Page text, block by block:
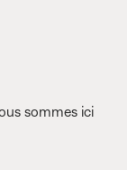
sommes ici